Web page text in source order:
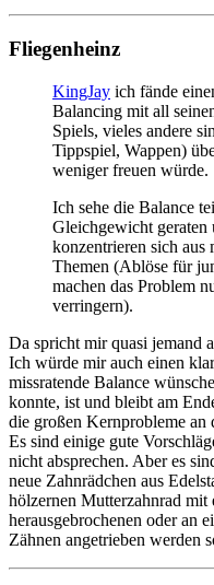
Fliegenheinz
KingJay ich fände
Balancing mit all
Spiels, vieles andere
Tippspiel, Wappen)
weniger freuen würde.
Ich sehe die Balance
Gleichgewicht geraten
konzentrieren sich aus
Themen (Ablöse für
machen das Problem
verringern).
Da spricht mir quasi jemand
Ich würde mir auch einen
missratende Balance
konnte, ist und bleibt am
die großen Kernprobleme an
Es sind einige gute
nicht absprechen. Aber es
neue Zahnrädchen aus
hölzernen Mutterzahnrad mit
herausgebrochenen oder an
Zähnen angetrieben werden